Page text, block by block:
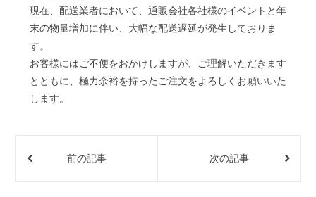
現在、配送業者において、通販会社各社様のイベントと年
末の物量増加に伴い、大幅な配送遅延が発生しておりま
す。
お客様にはご不便をおかけしますが、ご理解いただきます
とともに、極力余裕を持ったご注文をよろしくお願いいた
します。
前の記事 次の記事